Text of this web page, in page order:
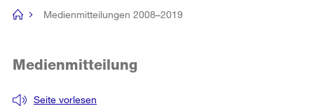
Navigation
[no
Medienmitteilungen 2008–2019
Seite vorlesen
Medienmitteilung